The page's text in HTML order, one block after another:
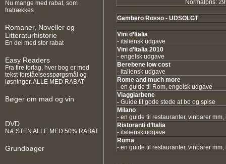
Nu mange med rabat, som
fratrækkes
Romaner, Noveller og
Litteraturhistorie
En del med stor rabat
Easy Readers
Fra fire forlag, hver bog er med
tekst-forståelsesspørgsmål og
løsninger. ALLE MED RABAT
Bøger om mad og vin
DVD
NÆSTEN ALLE MED 50% RABAT
Grundbøger
Normalpris:
Gambero Rosso - UDSOLGT
Vini d’Italia
- italiensk udgave
Vini d’Italia 2010
- engelsk udgave
Berebene low cost
- italiensk udgave
Rome and much more
- en guide til Rom, engelsk udgave
Viaggiarbene
- Guide til gode stede at bo og spise
Milano
- en guide til restauranter, vinbarer
Ristoranti d’Italia
- italiensk udgave
Roma
- en guide til restauranter, vinbarer